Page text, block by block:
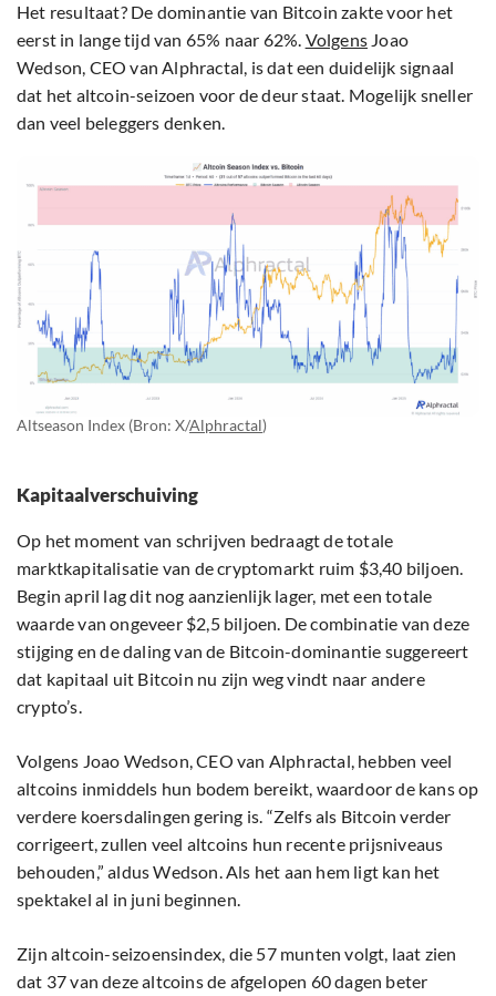
Het resultaat? De dominantie van Bitcoin zakte voor het
eerst in lange tijd van 65% naar 62%. Volgens Joao
Wedson, CEO van Alphractal, is dat een duidelijk signaal
dat het altcoin-seizoen voor de deur staat. Mogelijk sneller
dan veel beleggers denken.
Altseason Index (Bron: X/Alphractal)
Kapitaalverschuiving
Op het moment van schrijven bedraagt de totale
marktkapitalisatie van de cryptomarkt ruim $3,40 biljoen.
Begin april lag dit nog aanzienlijk lager, met een totale
waarde van ongeveer $2,5 biljoen. De combinatie van deze
stijging en de daling van de Bitcoin-dominantie suggereert
dat kapitaal uit Bitcoin nu zijn weg vindt naar andere
crypto’s.
Volgens Joao Wedson, CEO van Alphractal, hebben veel
altcoins inmiddels hun bodem bereikt, waardoor de kans op
verdere koersdalingen gering is. “Zelfs als Bitcoin verder
corrigeert, zullen veel altcoins hun recente prijsniveaus
behouden,” aldus Wedson. Als het aan hem ligt kan het
spektakel al in juni beginnen.
Zijn altcoin-seizoensindex, die 57 munten volgt, laat zien
dat 37 van deze altcoins de afgelopen 60 dagen beter